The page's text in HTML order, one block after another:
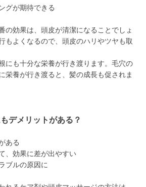
グが期待できる
の効果は、頭皮が清潔になることでしょ
もよくなるので、頭皮のハリやツヤも取
にも十分な栄養が行き渡ります。毛穴の
栄養が行き渡ると、髪の成長も促されま
デメリットがある？
ある
、効果に差が出やすい
ブルの原因に